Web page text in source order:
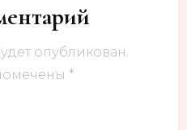
опубликован.
*